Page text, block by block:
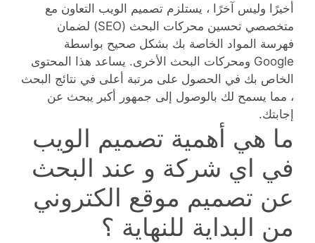
أخيرًا وليس آخرًا ، يستلزم تصميم الويب التعاون مع
متخصصي تحسين محركات البحث (SEO) لضمان
فهرسة المواد الخاصة بك بشكل صحيح بواسطة
Google ومحركات البحث الأخرى. يساعد هذا المحتوى
الخاص بك في الحصول على مرتبة أعلى في نتائج البحث
، مما يسمح لك بالوصول إلى جمهور أكبر يبحث عن
إجابتك.
ما هي أهمية تصميم الويب
في اي شركة و عند البحث
عن تصميم موقع الكتروني
من البداية للنهاية ؟